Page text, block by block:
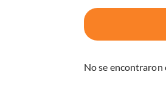
No se encontraron